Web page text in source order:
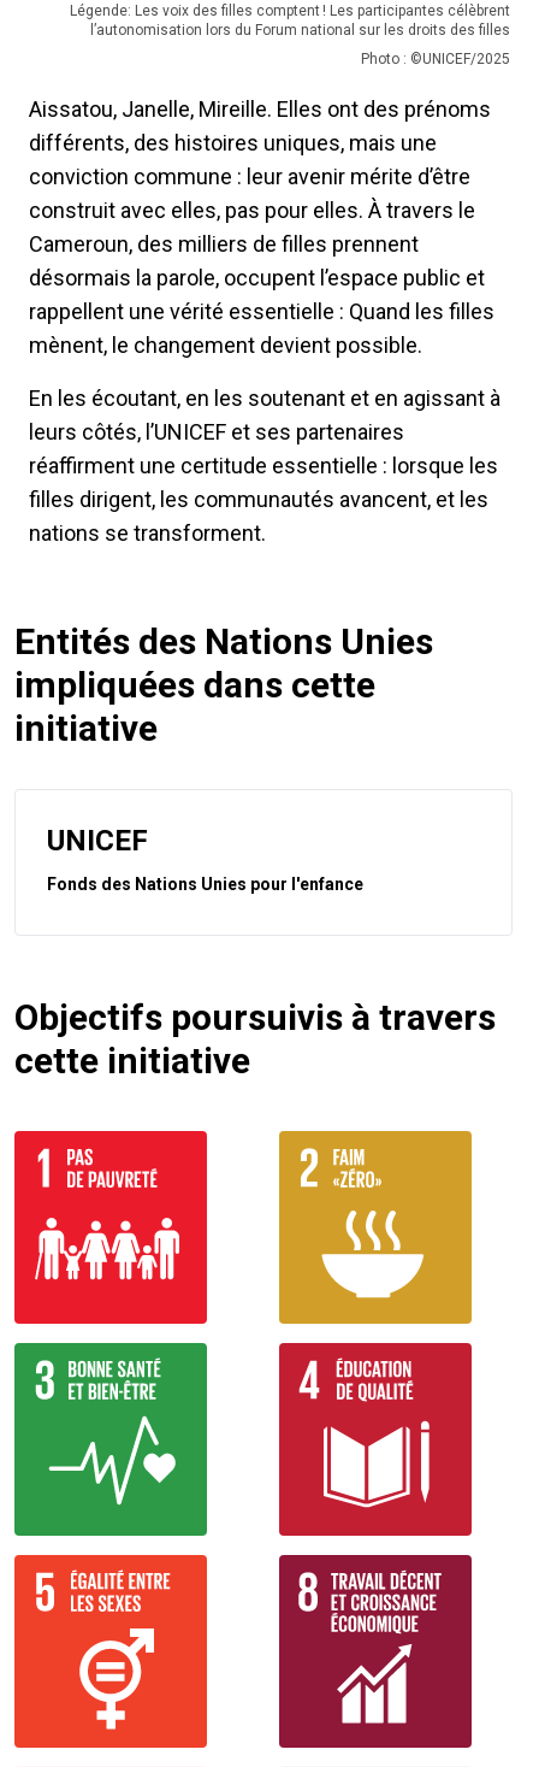
Légende: Les voix des filles comptent ! Les participantes célèbrent
l’autonomisation lors du Forum national sur les droits des filles
Photo : ©UNICEF/2025
Aissatou, Janelle, Mireille. Elles ont des prénoms
différents, des histoires uniques, mais une
conviction commune : leur avenir mérite d’être
construit avec elles, pas pour elles. À travers le
Cameroun, des milliers de filles prennent
désormais la parole, occupent l’espace public et
rappellent une vérité essentielle : Quand les filles
mènent, le changement devient possible.
En les écoutant, en les soutenant et en agissant à
leurs côtés, l’UNICEF et ses partenaires
réaffirment une certitude essentielle : lorsque les
filles dirigent, les communautés avancent, et les
nations se transforment.
Entités des Nations Unies
impliquées dans cette
initiative
UNICEF
Fonds des Nations Unies pour l'enfance
Objectifs poursuivis à travers
cette initiative